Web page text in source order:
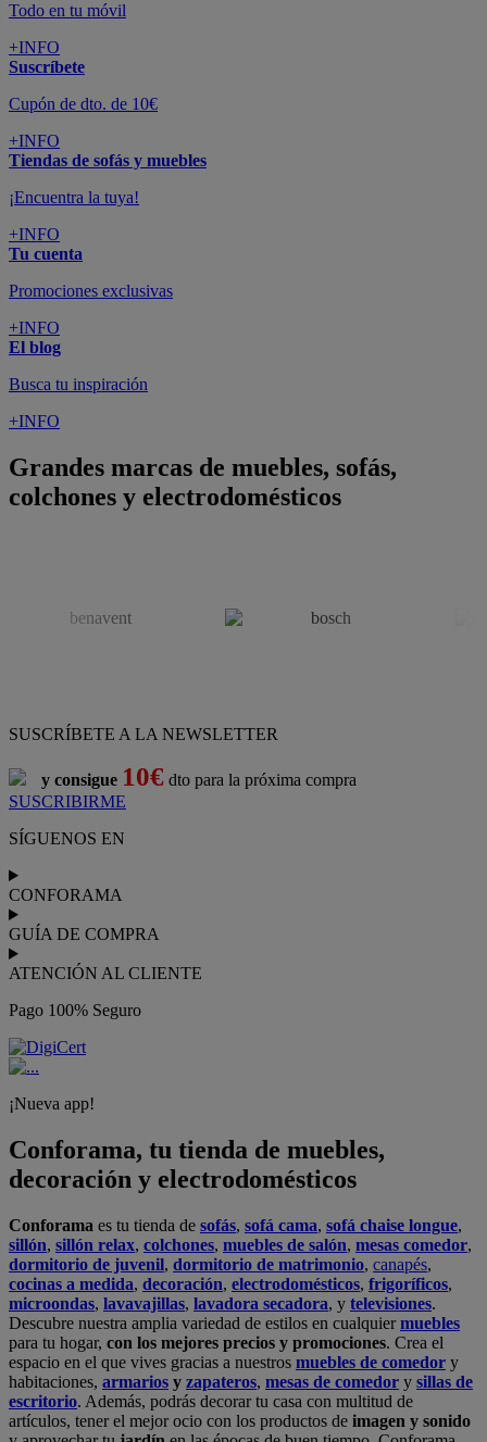
Todo en tu móvil
+INFO
Suscríbete
Cupón de dto. de 10€
+INFO
Tiendas de sofás y muebles
¡Encuentra la tuya!
+INFO
Tu cuenta
Promociones exclusivas
+INFO
El blog
Busca tu inspiración
+INFO
Grandes marcas de muebles, sofás,
colchones y electrodomésticos
SUSCRÍBETE A LA NEWSLETTER
y consigue 10€ dto para la próxima compra
SUSCRIBIRME
SÍGUENOS EN
CONFORAMA
GUÍA DE COMPRA
ATENCIÓN AL CLIENTE
Pago 100% Seguro
¡Nueva app!
Conforama, tu tienda de muebles,
decoración y electrodomésticos
Conforama es tu tienda de sofás, sofá cama, sofá chaise longue,
sillón, sillón relax, colchones, muebles de salón, mesas comedor,
dormitorio de juvenil, dormitorio de matrimonio, canapés,
cocinas a medida, decoración, electrodomésticos, frigoríficos,
microondas, lavavajillas, lavadora secadora, y televisiones.
Descubre nuestra amplia variedad de estilos en cualquiermuebles
para tu hogar, con los mejores precios y promociones. Crea el
espacio en el que vives gracias a nuestros muebles de comedor y
habitaciones, armarios y zapateros, mesas de comedor y sillas de
escritorio. Además, podrás decorar tu casa con multitud de
artículos, tener el mejor ocio con los productos de imagen y sonido